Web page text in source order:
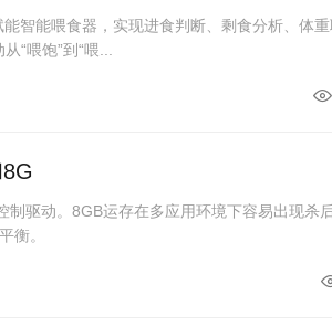
智能喂食器，实现进食判断、剩食分析、体
“喂饱”到“喂...
驱动。8GB运存在多应用环境下容易出现杀
衡。